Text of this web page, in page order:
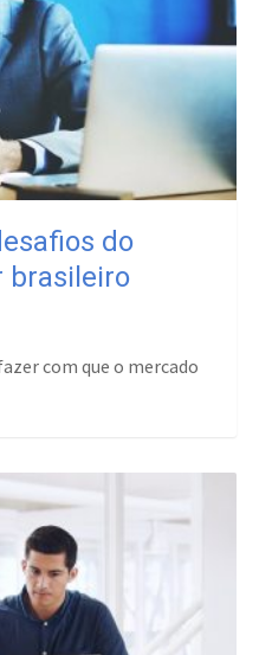
do
brasileiro
com que o mercado